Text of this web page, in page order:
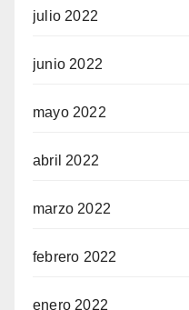
julio 2022
junio 2022
mayo 2022
abril 2022
marzo 2022
febrero 2022
enero 2022